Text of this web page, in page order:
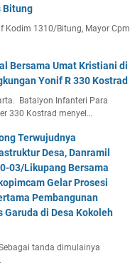
Bitung
Kodim 1310/Bitung, Mayor Cpm
Bersama Umat Kristiani di
Yonif R 330 Kostrad
Batalyon Infanteri Para
330 Kostrad menyel…
Terwujudnya
Desa, Danramil
03/Likupang Bersama
Gelar Prosesi
Pembangunan
di Desa Kokoleh
tanda dimulainya